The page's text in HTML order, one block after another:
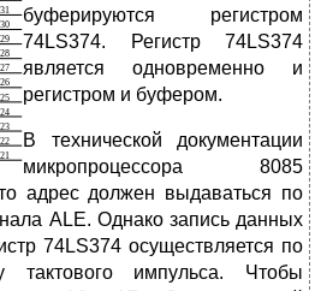
буферируются регистром
74LS374. Регистр 74LS374
является одновременно и
регистром и буфером.
В технической документации
микропроцессора 8085
адрес должен выдаваться по
ALE. Однако запись данных
74LS374 осуществляется по
тактового импульса. Чтобы